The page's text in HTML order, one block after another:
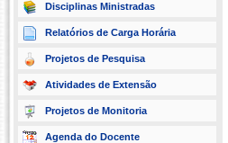
Disciplinas Ministradas
Relatórios de Carga Horária
Projetos de Pesquisa
Atividades de Extensão
Projetos de Monitoria
Agenda do Docente